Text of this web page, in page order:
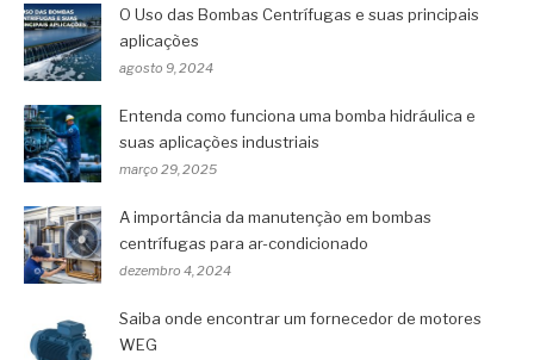
O Uso das Bombas Centrífugas e suas principais
aplicações
agosto 9, 2024
Entenda como funciona uma bomba hidráulica e
suas aplicações industriais
março 29, 2025
A importância da manutenção em bombas
centrífugas para ar-condicionado
dezembro 4, 2024
Saiba onde encontrar um fornecedor de motores
WEG